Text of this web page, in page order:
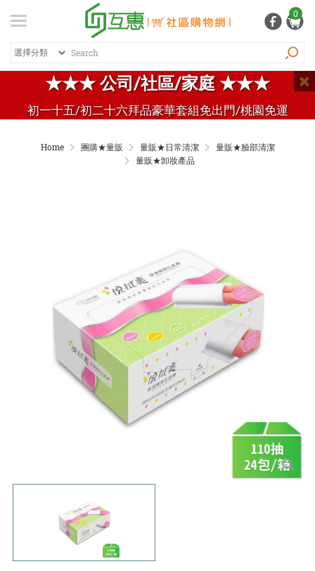
★★★ 公司/社區/家庭 ★★★
初一十五/初二十六拜品豪華套組免出門/桃園免運
0
登入 / 註冊
紅利專區
飲料 / 沖泡
熱銷商品
Home 團購★量販 量販★日常清潔
量販★臉部清潔
量販★卸妝產品